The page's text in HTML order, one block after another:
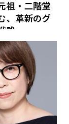
祖・二階堂
、革新のグ
略